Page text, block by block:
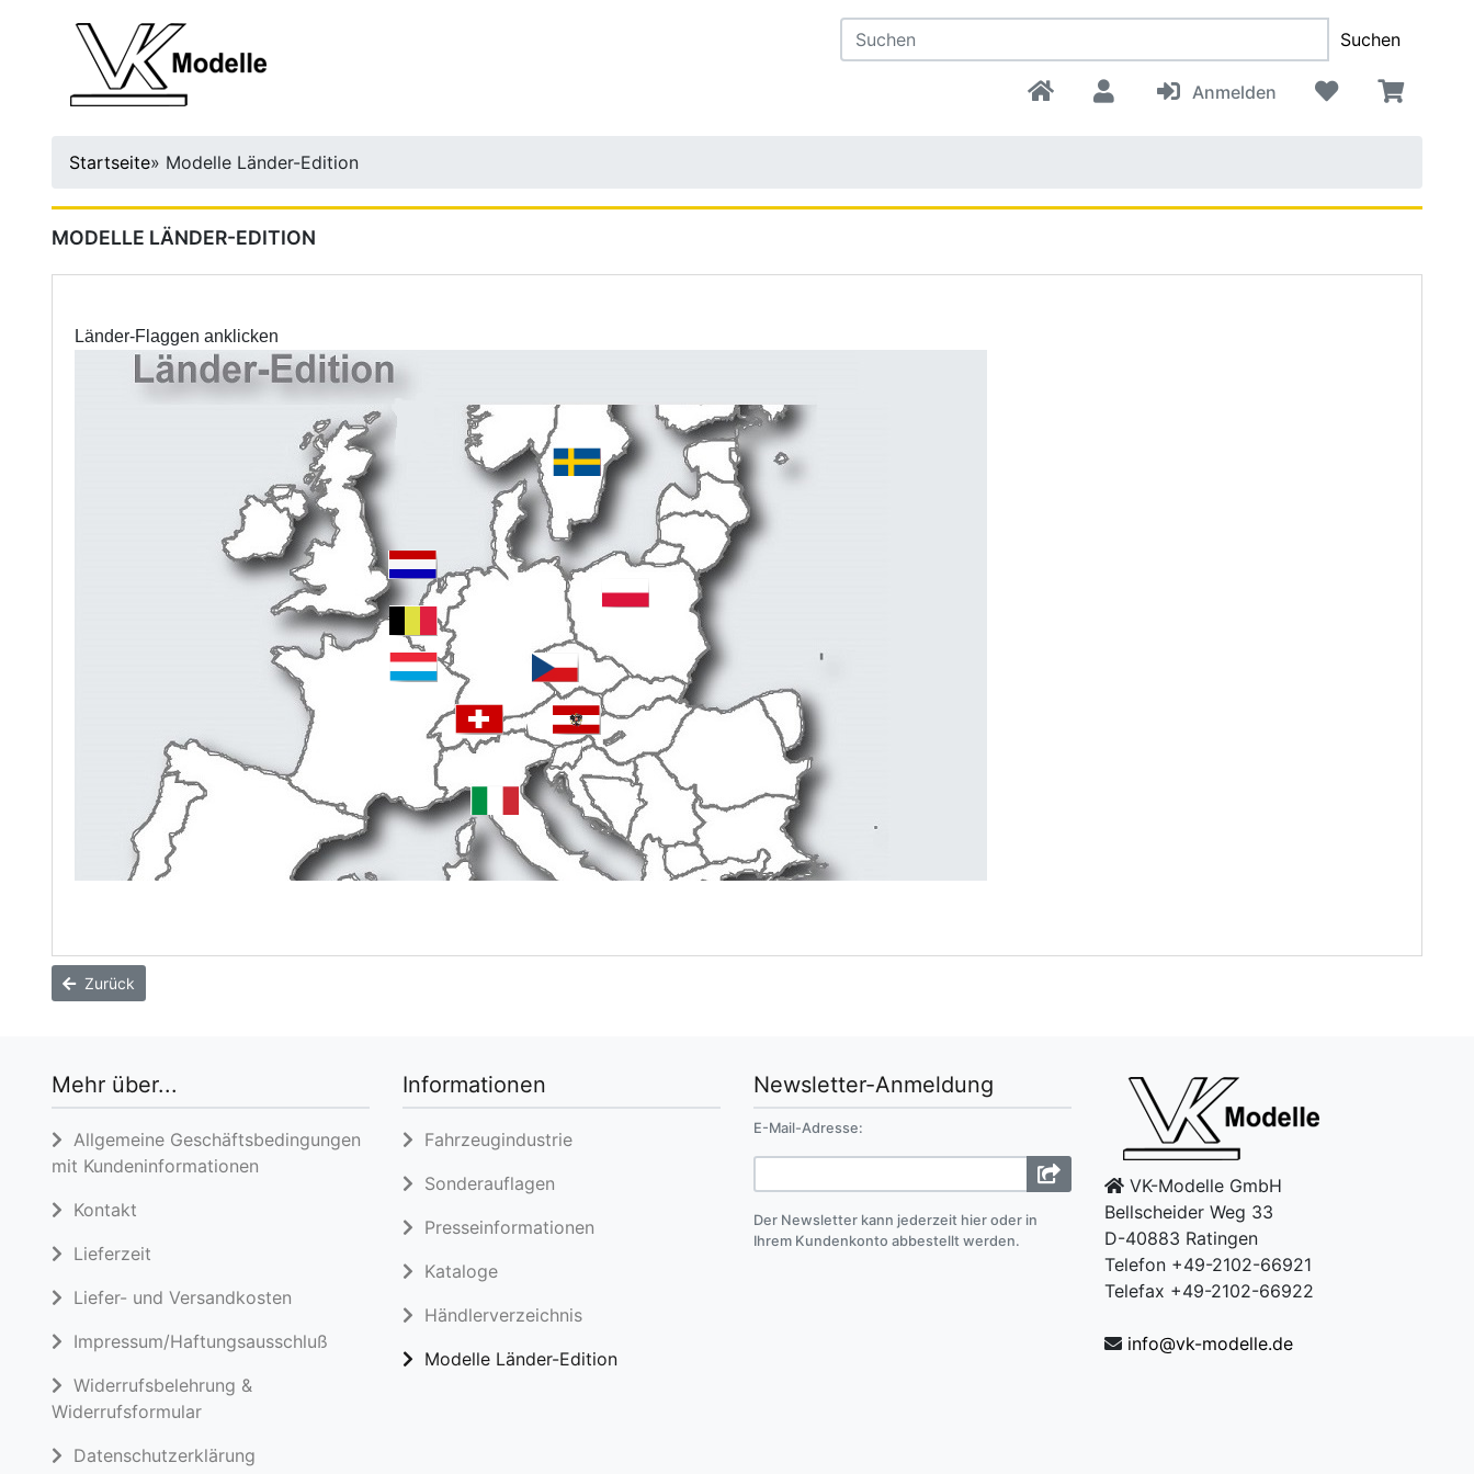
Suchen
Anmelden
Startseite» Modelle Länder-Edition
MODELLE LÄNDER-EDITION
Länder-Flaggen anklicken
Zurück
Mehr über...
Allgemeine Geschäftsbedingungen
mit Kundeninformationen
Kontakt
Lieferzeit
Liefer- und Versandkosten
Impressum/Haftungsausschluß
Widerrufsbelehrung &
Widerrufsformular
Datenschutzerklärung
Informationen
Fahrzeugindustrie
Sonderauflagen
Presseinformationen
Kataloge
Händlerverzeichnis
Modelle Länder-Edition
Newsletter-Anmeldung
E-Mail-Adresse:
Der Newsletter kann jederzeit hier oder in
Ihrem Kundenkonto abbestellt werden.
VK-Modelle GmbH
Bellscheider Weg 33
D-40883 Ratingen
Telefon +49-2102-66921
Telefax +49-2102-66922
info@vk-modelle.de